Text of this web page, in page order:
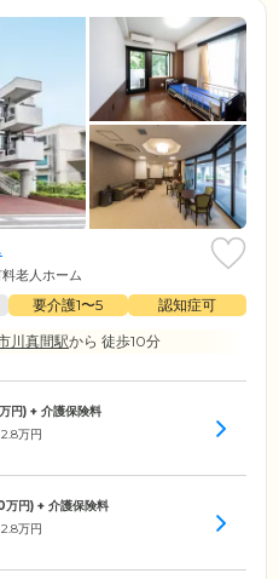
老人ホーム
要介護1〜5
認知症可
川真間駅から 徒歩10分
万円) + 介護保険料
2.8万円
万円) + 介護保険料
2.8万円